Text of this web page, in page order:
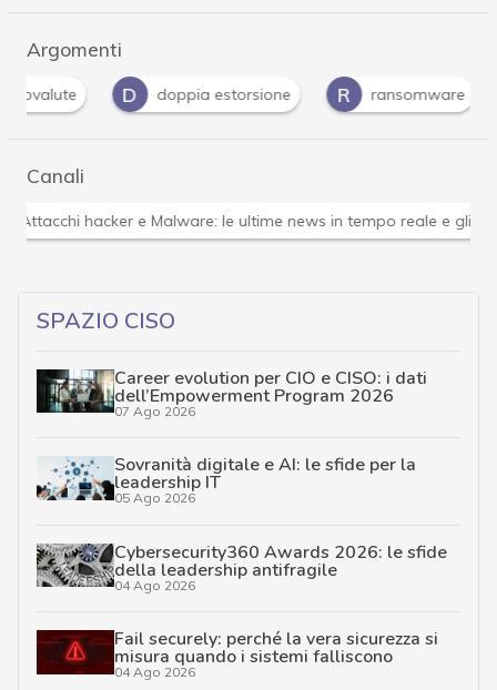
Argomenti
D doppia estorsione R ransomware
Canali
Attacchi hacker e Malware: le ultime news in tempo
SPAZIO CISO
Career evolution per CIO e CISO: i dati
dell’Empowerment Program 2026
07 Ago 2026
Sovranità digitale e AI: le sfide per la
leadership IT
05 Ago 2026
Cybersecurity360 Awards 2026: le sfide
della leadership antifragile
04 Ago 2026
Fail securely: perché la vera sicurezza si
misura quando i sistemi falliscono
04 Ago 2026